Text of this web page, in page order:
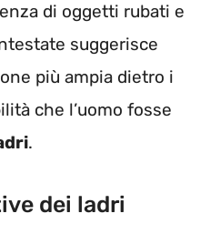
di oggetti rubati e
suggerisce
più ampia dietro i
che l’uomo fosse
.
dei ladri